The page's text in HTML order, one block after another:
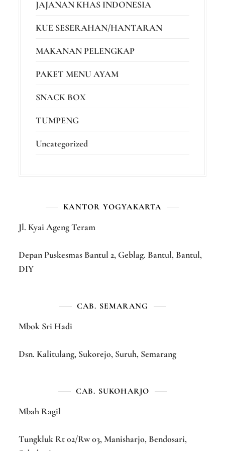
JAJANAN KHAS INDONESIA
KUE SESERAHAN/HANTARAN
MAKANAN PELENGKAP
PAKET MENU AYAM
SNACK BOX
TUMPENG
Uncategorized
KANTOR YOGYAKARTA
Jl. Kyai Ageng Teram
Depan Puskesmas Bantul 2, Geblag. Bantul, Bantul,
DIY
CAB. SEMARANG
Mbok Sri Hadi
Dsn. Kalitulang, Sukorejo, Suruh, Semarang
CAB. SUKOHARJO
Mbah Ragil
Tungkluk Rt 02/Rw 03, Manisharjo, Bendosari,